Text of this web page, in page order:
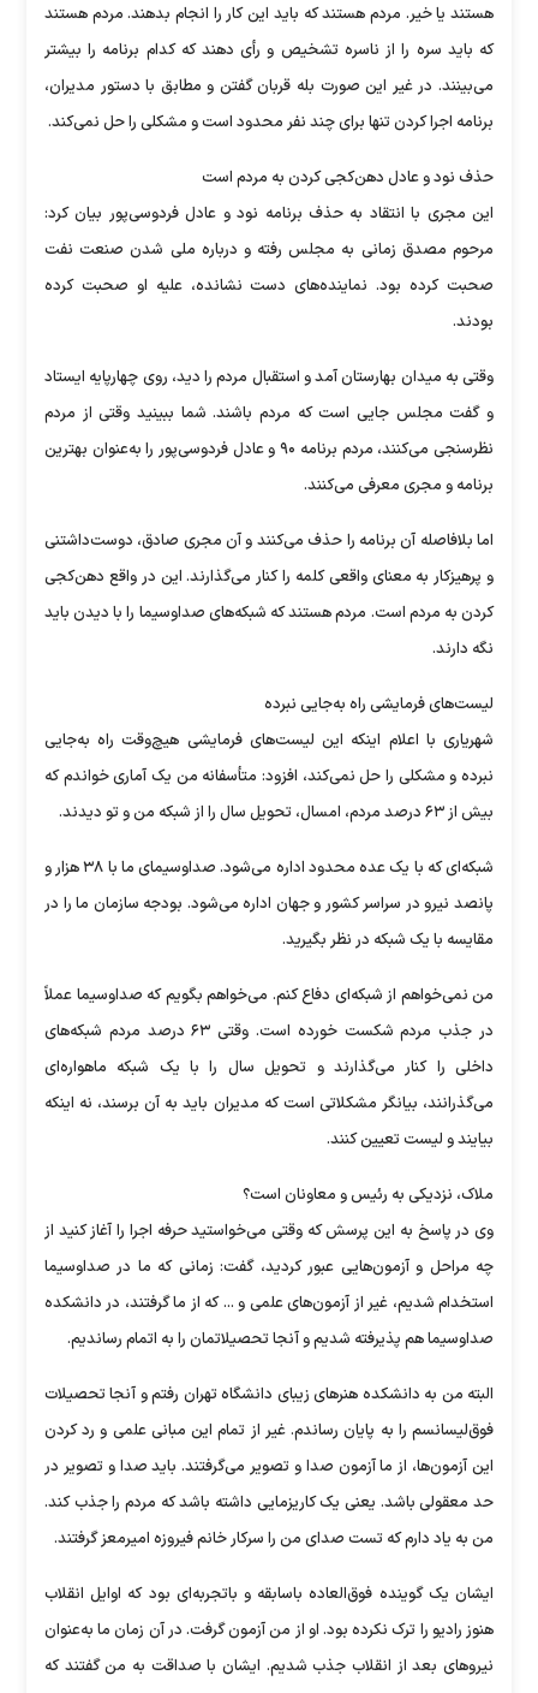
هستند یا خیر. مردم هستند که باید این کار را انجام بدهند. مردم هستند
که باید سره را از ناسره تشخیص و رأی دهند که کدام برنامه را بیشتر
می‌بینند. در غیر این صورت بله قربان گفتن و مطابق با دستور مدیران،
برنامه اجرا کردن تنها برای چند نفر محدود است و مشکلی را حل نمی‌کند.
حذف نود و عادل دهن‌کجی ‌کردن به مردم است
این مجری با انتقاد به حذف برنامه نود و عادل فردوسی‌پور بیان کرد:
مرحوم مصدق زمانی به مجلس رفته و درباره ملی شدن صنعت نفت
صحبت کرده بود. نماینده‌های دست نشانده، علیه او صحبت کرده
بودند.
وقتی به میدان بهارستان آمد و استقبال مردم را دید، روی چهارپایه ایستاد
و گفت مجلس جایی است که مردم باشند. شما ببینید وقتی از مردم
نظرسنجی می‌کنند، مردم برنامه ۹۰ و عادل فردوسی‌پور را به‌عنوان بهترین
برنامه و مجری معرفی می‌کنند.
اما بلافاصله آن برنامه را حذف می‌کنند و آن مجری صادق، دوست‌داشتنی
و پرهیزکار به معنای واقعی کلمه را کنار می‌گذارند. این در واقع دهن‌کجی‌
کردن به مردم است. مردم هستند که شبکه‌های صداوسیما را با دیدن باید
نگه دارند.
لیست‌های فرمایشی راه به‌جایی نبرده
شهریاری با اعلام اینکه این لیست‌های فرمایشی هیچ‌وقت راه به‌جایی
نبرده و مشکلی را حل نمی‌کند، افزود: متأسفانه من یک آماری خواندم که
بیش از ۶۳ درصد مردم، امسال، تحویل سال را از شبکه من و تو دیدند.
شبکه‌ای که با یک عده محدود اداره می‌شود. صداوسیمای ما با ۳۸ هزار و
پانصد نیرو در سراسر کشور و جهان اداره می‌شود. بودجه سازمان ما را در
مقایسه با یک شبکه در نظر بگیرید.
من نمی‌خواهم از شبکه‌ای دفاع کنم. می‌خواهم بگویم که صداوسیما عملاً
در جذب مردم شکست خورده است. وقتی ۶۳ درصد مردم شبکه‌های
داخلی را کنار می‌گذارند و تحویل سال را با یک شبکه ماهواره‌ای
می‌گذرانند، بیانگر مشکلاتی است که مدیران باید به آن برسند، نه اینکه
بیایند و لیست تعیین کنند.
ملاک، نزدیکی به رئیس و معاونان است؟
وی در پاسخ به این پرسش که وقتی می‌خواستید حرفه اجرا را آغاز کنید از
چه مراحل و آزمون‌هایی عبور کردید، گفت: زمانی که ما در صداوسیما
استخدام ‌شدیم، غیر از آزمون‌های علمی و ... که از ما ‌گرفتند، در دانشکده
صداوسیما هم پذیرفته شدیم و آنجا تحصیلاتمان را به اتمام رساندیم.
البته من به دانشکده هنرهای زیبای دانشگاه تهران رفتم و آنجا تحصیلات
فوق‌لیسانسم را به پایان رساندم. غیر از تمام این مبانی علمی و رد کردن
این آزمون‌ها، از ما آزمون صدا و تصویر می‌گرفتند. باید صدا و تصویر در
حد معقولی باشد. یعنی یک کاریزمایی داشته باشد که مردم را جذب کند.
من به یاد دارم که تست صدای من را سرکار خانم فیروزه امیرمعز گرفتند.
ایشان یک گوینده فوق‌العاده باسابقه و باتجربه‌ای بود که اوایل انقلاب
هنوز رادیو را ترک نکرده بود. او از من آزمون گرفت. در آن زمان ما به‌عنوان
نیروهای بعد از انقلاب جذب شدیم. ایشان با صداقت به من گفتند که